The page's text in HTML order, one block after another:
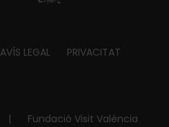
AVÍS LEGAL PRIVACITAT
| Fundació Visit València